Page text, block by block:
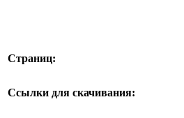
Страниц:
Ссылки для скачивания: